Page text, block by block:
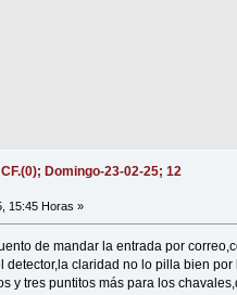
Domingo-23-02-25; 12
15:45 Horas »
de mandar la entrada por
claridad no lo pilla bien
y tres puntitos más para los